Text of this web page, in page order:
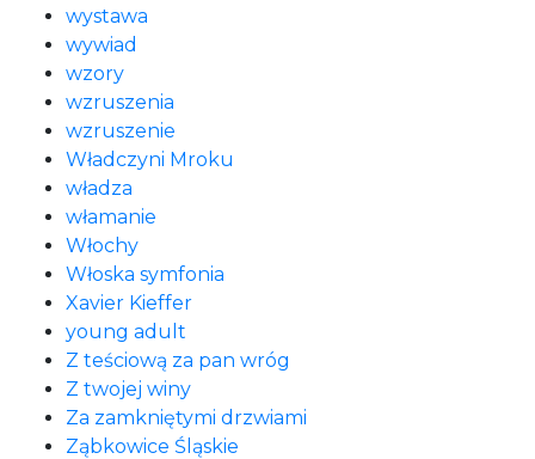
wystawa
wywiad
wzory
wzruszenia
wzruszenie
Władczyni Mroku
władza
włamanie
Włochy
Włoska symfonia
Xavier Kieffer
young adult
Z teściową za pan wróg
Z twojej winy
Za zamkniętymi drzwiami
Ząbkowice Śląskie